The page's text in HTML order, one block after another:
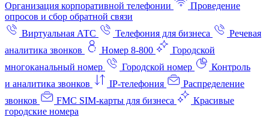
Организация корпоративной телефонии
Проведение
опросов и сбор обратной связи
Виртуальная АТС
Телефония для бизнеса
Речевая
аналитика звонков
Номер 8-800
Городской
многоканальный номер
Городской номер
Контроль
и аналитика звонков
IP-телефония
Распределение
звонков
FMC SIM-карты для бизнеса
Красивые
городские номера